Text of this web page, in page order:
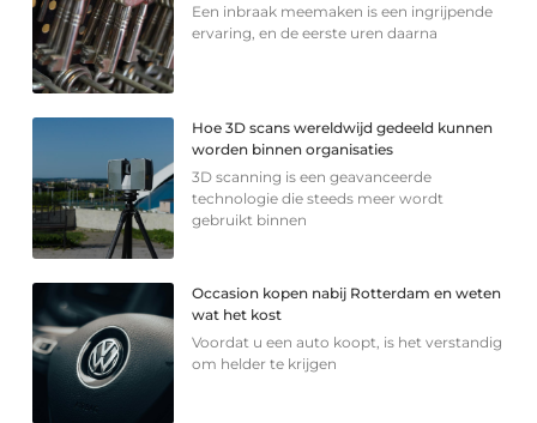
Een inbraak meemaken is een ingrijpende
ervaring, en de eerste uren daarna
Hoe 3D scans wereldwijd gedeeld kunnen
worden binnen organisaties
3D scanning is een geavanceerde
technologie die steeds meer wordt
gebruikt binnen
Occasion kopen nabij Rotterdam en weten
wat het kost
Voordat u een auto koopt, is het verstandig
om helder te krijgen